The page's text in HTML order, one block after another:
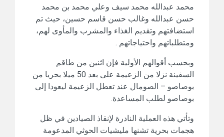
محمد عبدالله محمد سيف وعلي محمد بن محمد
حسن عبدالله وغالب حسن قاسم حسين، حيث تم
استضافتهم وتقديم الغذاء والمشرب والمأوى لهم،
ومتطلباتهم واحتياجاتهم .
وبحسب أقوالهم الأولية فإن اثنين من طاقم
السفينة نزلا من الزعيمة على بعد 50 ميلا بحريا من
بوصاصو – الصومال عند تعطل الزعيمة ليعودا إلى
بوصاصو لطلب المساعدة.
وتأتي هذه العملية النادرة لإنقاذ الصيادين في ظل
هجمات بحرية تشنها مليشيات الحوثي المدعومة